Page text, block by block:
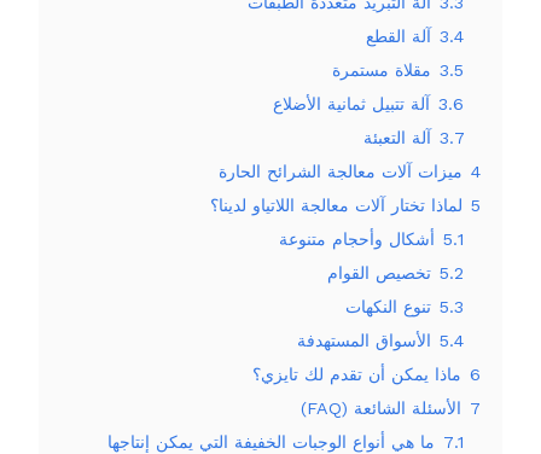
3.4 آلة القطع
3.5 مقلاة مستمرة
3.6 آلة تتبيل ثمانية الأضلاع
3.7 آلة التعبئة
4 ميزات آلات معالجة الشرائح الحارة
5 لماذا تختار آلات معالجة اللاتياو لدينا؟
5.1 أشكال وأحجام متنوعة
5.2 تخصيص القوام
5.3 تنوع النكهات
5.4 الأسواق المستهدفة
6 ماذا يمكن أن تقدم لك تايزي؟
7 الأسئلة الشائعة (FAQ)
7.1 ما هي أنواع الوجبات الخفيفة التي يمكن إنتاجها